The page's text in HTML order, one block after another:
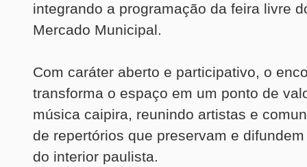
integrando a programação da feira livre
Mercado Municipal.
Com caráter aberto e participativo, o
transforma o espaço em um ponto de
música caipira, reunindo artistas e
de repertórios que preservam e
do interior paulista.